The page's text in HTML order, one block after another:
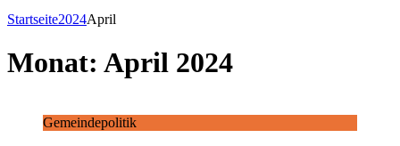
Startseite2024April
Monat: April 2024
Gemeindepolitik